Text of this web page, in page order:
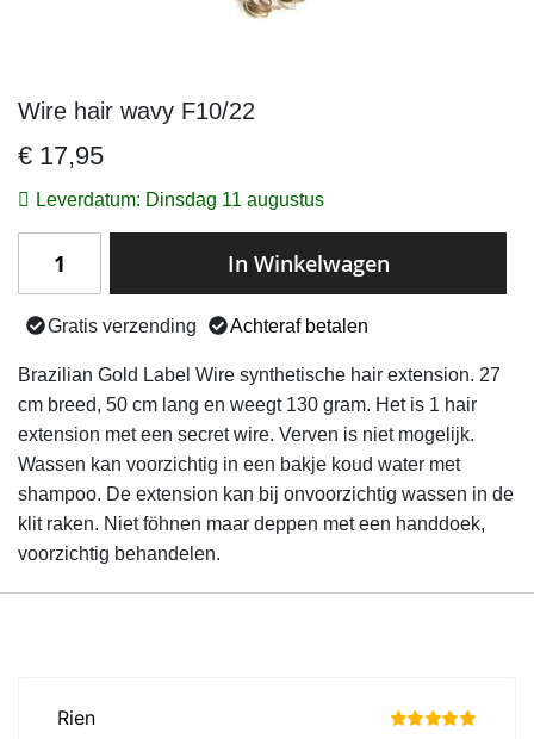
Ga
het
begin
Wire hair wavy F10/22
€ 17,95
Leverdatum: Dinsdag 11 augustus
In Winkelwagen
Gratis verzending Achteraf betalen
Brazilian Gold Label Wire synthetische hair extension. 27
cm breed, 50 cm lang en weegt 130 gram. Het is 1 hair
extension met een secret wire. Verven is niet mogelijk.
Wassen kan voorzichtig in een bakje koud water met
shampoo. De extension kan bij onvoorzichtig wassen in de
klit raken. Niet föhnen maar deppen met een handdoek,
voorzichtig behandelen.